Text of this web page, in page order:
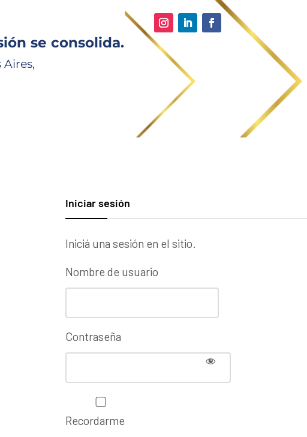
se consolida.
Iniciar sesión
Iniciá una sesión en el sitio.
Nombre de usuario
Contraseña
Recordarme